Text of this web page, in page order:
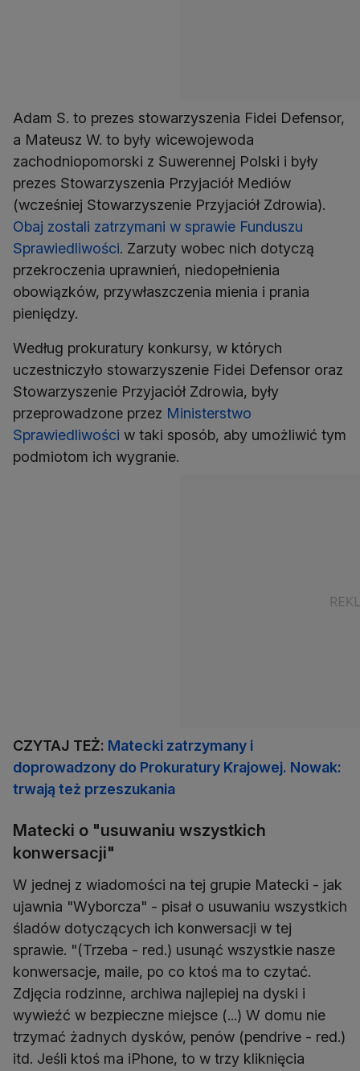
Adam S. to prezes stowarzyszenia Fidei Defensor,
a Mateusz W. to były wicewojewoda
zachodniopomorski z Suwerennej Polski i były
prezes Stowarzyszenia Przyjaciół Mediów
(wcześniej Stowarzyszenie Przyjaciół Zdrowia).
Obaj zostali zatrzymani w sprawie Funduszu
Sprawiedliwości. Zarzuty wobec nich dotyczą
przekroczenia uprawnień, niedopełnienia
obowiązków, przywłaszczenia mienia i prania
pieniędzy.
Według prokuratury konkursy, w których
uczestniczyło stowarzyszenie Fidei Defensor oraz
Stowarzyszenie Przyjaciół Zdrowia, były
przeprowadzone przez Ministerstwo
Sprawiedliwości w taki sposób, aby umożliwić tym
podmiotom ich wygranie.
CZYTAJ TEŻ: Matecki zatrzymany i
doprowadzony do Prokuratury Krajowej. Nowak:
trwają też przeszukania
Matecki o "usuwaniu wszystkich
konwersacji"
W jednej z wiadomości na tej grupie Matecki - jak
ujawnia "Wyborcza" - pisał o usuwaniu wszystkich
śladów dotyczących ich konwersacji w tej
sprawie. "(Trzeba - red.) usunąć wszystkie nasze
konwersacje, maile, po co ktoś ma to czytać.
Zdjęcia rodzinne, archiwa najlepiej na dyski i
wywieźć w bezpieczne miejsce (...) W domu nie
trzymać żadnych dysków, penów (pendrive - red.)
itd. Jeśli ktoś ma iPhone, to w trzy kliknięcia